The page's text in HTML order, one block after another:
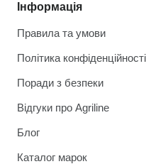
Інформація
Правила та умови
Політика конфіденційності
Поради з безпеки
Відгуки про Agriline
Блог
Каталог марок